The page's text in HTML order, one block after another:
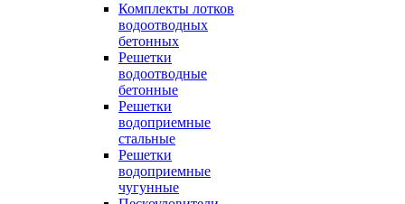
Комплекты лотков
водоотводных
бетонных
Решетки
водоотводные
бетонные
Решетки
водоприемные
стальные
Решетки
водоприемные
чугунные